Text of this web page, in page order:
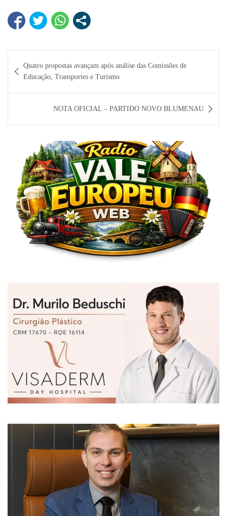
de
Post
Quatro propostas avançam após análise das Comissões de
Educação, Transportes e Turismo
NOTA OFICIAL – PARTIDO NOVO BLUMENAU